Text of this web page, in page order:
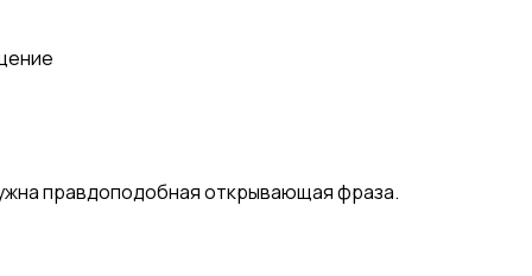
правдоподобная открывающая фраза.